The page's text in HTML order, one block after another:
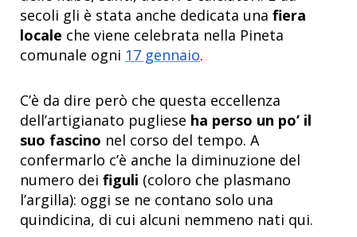
secoli gli è stata anche dedicata una fiera
locale che viene celebrata nella Pineta
comunale ogni 17 gennaio.
C’è da dire però che questa eccellenza
dell’artigianato pugliese ha perso un po’ il
suo fascino nel corso del tempo. A
confermarlo c’è anche la diminuzione del
numero dei figuli (coloro che plasmano
l’argilla): oggi se ne contano solo una
quindicina, di cui alcuni nemmeno nati qui.